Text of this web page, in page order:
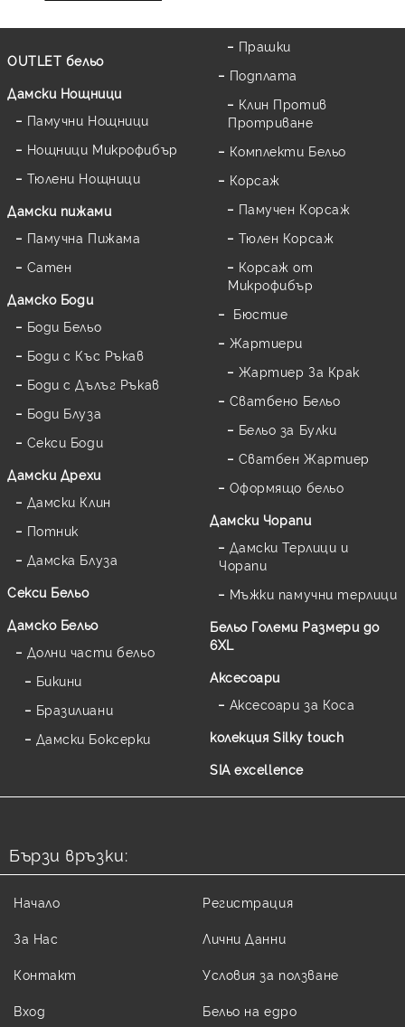
OUTLET бельо
Дамски Нощници
Памучни Нощници
Нощници Микрофибър
Тюлени Нощници
Дамски пижами
Памучна Пижама
Сатен
Дамскo Боди
Боди Бельо
Боди с Къс Ръкав
Боди с Дълъг Ръкав
Боди Блуза
Секси Боди
Дамски Дрехи
Дамски Клин
Потник
Дамска Блуза
Секси Бельо
Дамско Бельо
Долни части бельо
Бикини
Бразилиани
Дамски Боксерки
Прашки
Подплата
Клин Против
Протриване
Комплекти Бельо
Корсаж
Памучен Корсаж
Тюлен Корсаж
Корсаж от
Микрофибър
Бюстие
Жартиери
Жартиер За Крак
Сватбено Бельо
Бельо за Булки
Сватбен Жартиер
Оформящо бельо
Дамски Чорапи
Дамски Терлици и
Чорапи
Мъжки памучни терлици
Бельо Големи Размери до
6XL
Аксесоари
Аксесоари за Коса
колекция Silky touch
SIA excellence
Бързи връзки:
Начало
За Нас
Контакт
Вход
Регистрация
Лични Данни
Условия за ползване
Бельо на едро